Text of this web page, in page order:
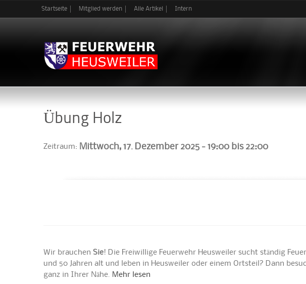
Startseite Mitglied werden Alle Artikel Intern
Übung Holz
Zeitraum: Mittwoch, 17. Dezember 2025 -19:00 bis 22:00
Wir brauchenSie! Die Freiwillige Feuerwehr Heusweiler sucht ständig
und 50 Jahren alt und leben in Heusweiler oder einem Ortsteil? Dann
ganz in Ihrer Nähe.
Mehr lesen